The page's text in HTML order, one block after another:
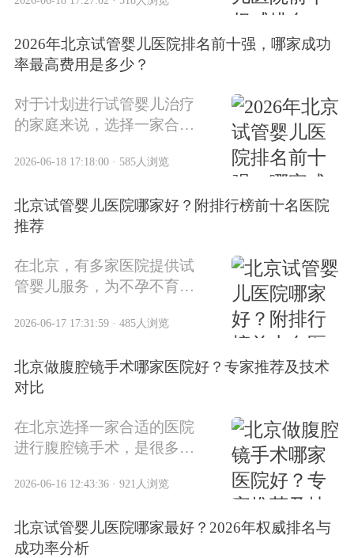
年，北京地区多家医院在三
新的进展。
2026年北京试管婴儿医院排名前十强，哪家成功
率最高费用是多少？
对于计划进行试管婴儿治疗
的家庭来说，选择一家合适
京试管婴儿医院排名已经出
技术水平、专家团队和患者
评价等多个核心指标，为备
2026-06-18 17:18:00 · 585人浏览
北京试管婴儿医院哪家好？附排行榜前十名医院
推荐
在北京，有多家医院提供试
管婴儿服务，为不孕不育家
年最新数据和患者口碑，为
院排行榜前十名等相关信
息。
2026-06-17 17:31:59 · 485人浏览
北京做腹腔镜手术哪家医院好？专家推荐及技术
对比
在北京选择一家合适的医院
进行腹腔镜手术，是很多患
手术因其创伤小、恢复快等
首选治疗方式。面对众多医
院，如何根据自身情况做出
2026-06-16 12:43:36 · 921人浏览
北京试管婴儿医院哪家最好？2026年权威排名与
成功率分析